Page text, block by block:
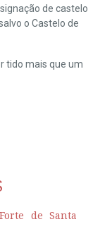
de castelo
o Castelo de
tido mais que um
de Santa